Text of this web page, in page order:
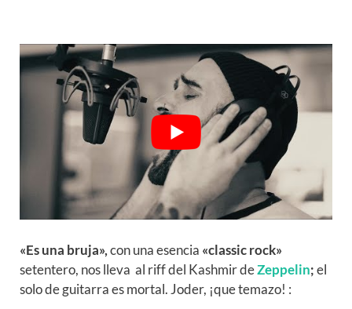
«Es una bruja»,con una esencia «classic rock»
setentero, nos lleva al riff del Kashmir deZeppelin;el
solo de guitarra es mortal. Joder, ¡que temazo! :